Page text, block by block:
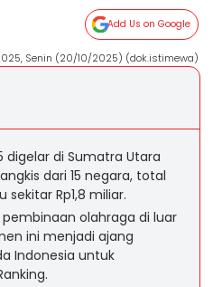
Add Us on Google
Senin (20/10/2025) (dok.istimewa)
digelar di Sumatra Utara
dari 15 negara, total
sekitar Rp1,8 miliar.
pembinaan olahraga di luar
ini menjadi ajang
Indonesia untuk